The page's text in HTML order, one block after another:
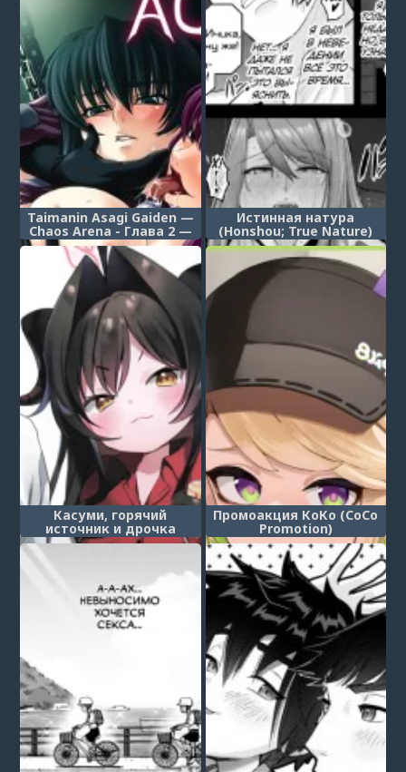
Taimanin Asagi Gaiden —
Chaos Arena - Глава 2 —
Поезд адского разврата
— часть 6 (Taimanin
Asagi Gaiden ~ Chaos
Arena Hen ~)
Истинная натура
(Honshou; True Nature)
Касуми, горячий
источник и дрочка
ногами (Kasumi to Onsen
Промоакция КоКо (CoCo
Promotion)